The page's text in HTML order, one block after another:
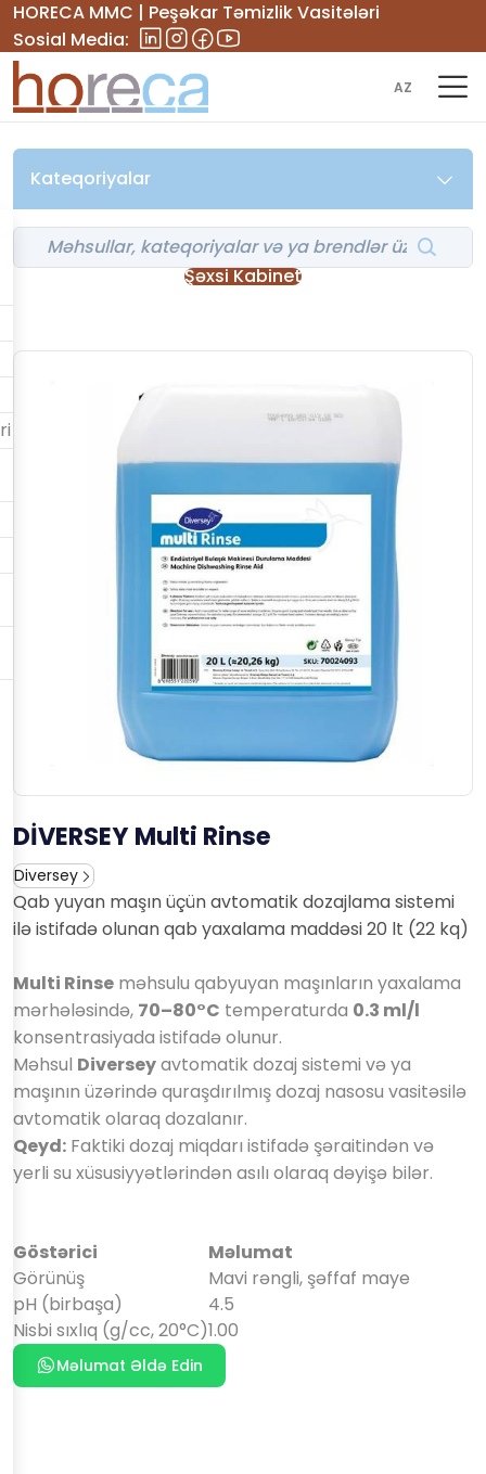
HORECA MMC | Peşəkar Təmizlik Vasitələri
Sosial Media:
AZ
Kateqoriyalar
Şəxsi Kabinet
DİVERSEY Multi Rinse
Diversey
Qab yuyan maşın üçün avtomatik dozajlama sistemi
ilə istifadə olunan qab yaxalama maddəsi 20 lt (22 kq)
Multi Rinse məhsulu qabyuyan maşınların yaxalama
mərhələsində, 70–80°C temperaturda 0.3 ml/l
konsentrasiyada istifadə olunur.
Məhsul Diverseyavtomatik dozaj sistemi və ya
maşının üzərində quraşdırılmış dozaj nasosu vasitəsilə
avtomatik olaraq dozalanır.
Qeyd: Faktiki dozaj miqdarı istifadə şəraitindən və
yerli su xüsusiyyətlərindən asılı olaraq dəyişə bilər.
Göstərici
Məlumat
Görünüş
Mavi rəngli, şəffaf maye
pH (birbaşa)
4.5
Nisbi sıxlıq (g/cc, 20°C)1.00
Məlumat Əldə Edin